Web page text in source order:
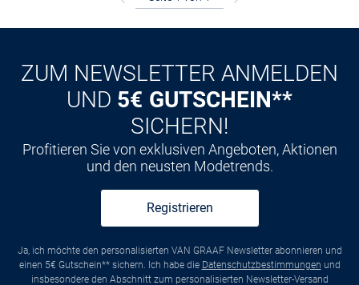
ZUM NEWSLETTER ANMELDEN
UND 5€ GUTSCHEIN**
SICHERN!
Profitieren Sie von exklusiven Angeboten, Aktionen
und den neusten Modetrends.
Registrieren
Ja, ich möchte den personalisierten VAN GRAAF Newsletter abonnieren und
einen 5€ Gutschein** sichern. Ich habe die Datenschutzbestimmungen und
insbesondere den Abschnitt zum personalisierten Newsletter-Versand